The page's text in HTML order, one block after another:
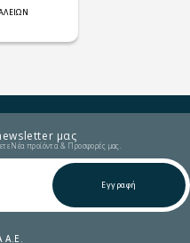
μας
Νέα προϊόντα & Προσφορές μας.
Εγγραφή
A.E.